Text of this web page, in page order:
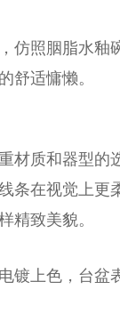
仿照胭脂水釉
舒适慵懒。
材质和器型的
条在视觉上
精致美貌。
镀上色， 台盆